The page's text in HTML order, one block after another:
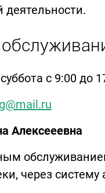
деятельности.
с 9:00 до
Алексееевна
через